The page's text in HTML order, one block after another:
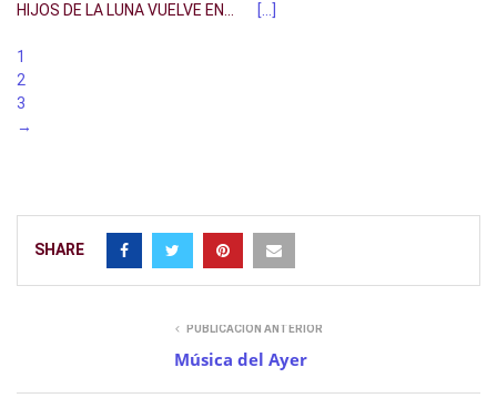
HIJOS DE LA LUNA VUELVE EN...
[…]
1
2
3
→
SHARE
PUBLICACIÓN ANTERIOR
Música del Ayer